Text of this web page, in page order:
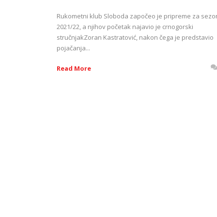
Rukometni klub Sloboda započeo je pripreme za
2021/22, a njihov početak najavio je crnogorski
stručnjakZoran Kastratović, nakon čega je predstavio
pojačanja...
Read More